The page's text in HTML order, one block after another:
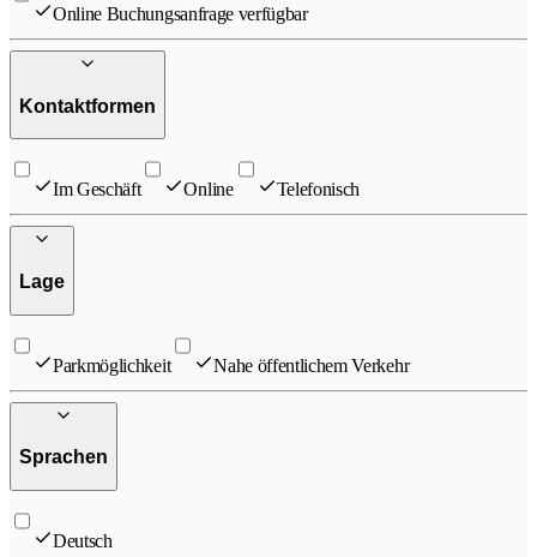
Online Buchungsanfrage verfügbar
Kontaktformen
Im Geschäft Online Telefonisch
Lage
Parkmöglichkeit Nahe öffentlichem Verkehr
Sprachen
Deutsch